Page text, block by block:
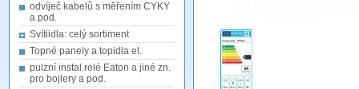
odvíječ kabelů s měřením CYKY
a pod.
Svítiidla: celý sortiment
Topné panely a topidla el.
pulzní instal.relé Eaton a jiné zn.
pro bojlery a pod.